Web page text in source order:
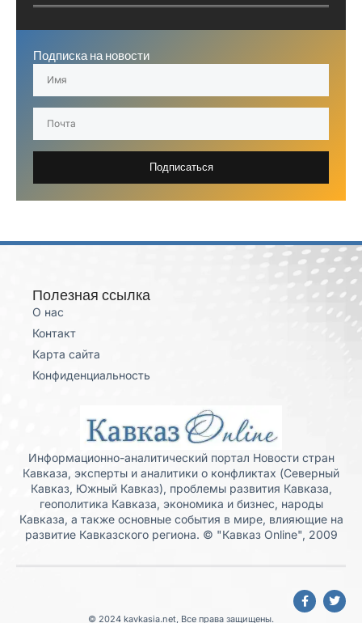
Подписка на новости
Подписаться
Полезная ссылка
О нас
Контакт
Карта сайта
Конфиденциальность
Информационно-аналитический портал Новости стран
Кавказа, эксперты и аналитики о конфликтах (Северный
Кавказ, Южный Кавказ), проблемы развития Кавказа,
геополитика Кавказа, экономика и бизнес, народы
Кавказа, а также основные события в мире, влияющие на
развитие Кавказского региона. © "Кавказ Online", 2009
© 2024 kavkasia.net, Все права защищены.